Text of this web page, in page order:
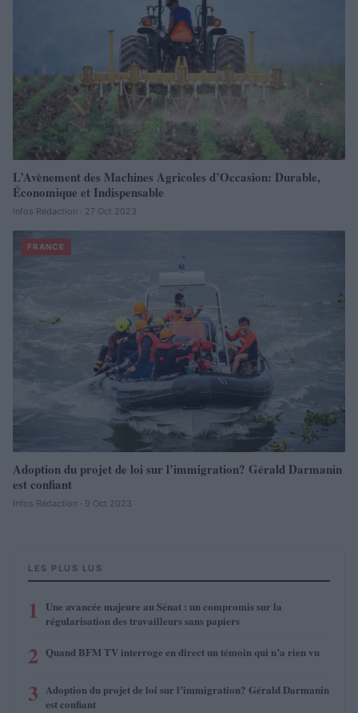
L’Avènement des Machines Agricoles d’Occasion: Durable,
Économique et Indispensable
Infos Rédaction · 27 Oct 2023
FRANCE
Adoption du projet de loi sur l’immigration? Gérald Darmanin
est confiant
Infos Rédaction · 9 Oct 2023
LES PLUS LUS
1
Une avancée majeure au Sénat : un compromis sur la
régularisation des travailleurs sans papiers
2 Quand BFM TV interroge en direct un témoin qui n’a rien vu
3 Adoption du projet de loi sur l’immigration? Gérald Darmanin
est confiant